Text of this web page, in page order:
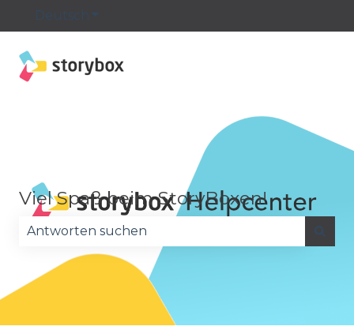
Deutsch Untermenü für Übersetzungen
Viel Spaß beim StoryBoxen!
Es gibt keine Vorschläge, da das Suchfeld leer